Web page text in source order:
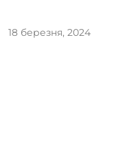
18 березня, 2024